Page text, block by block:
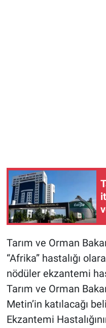
Tarım ve Orman
“Afrika” hastalığı
nödüler ekzantemi
Tarım ve Orman
Metin’in katılacağı
Ekzantemi